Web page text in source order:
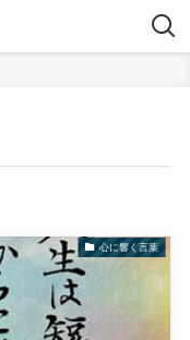
心に響く言葉